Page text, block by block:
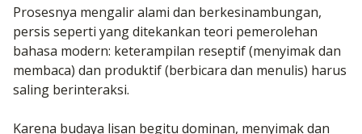
Prosesnya mengalir alami dan berkesinambungan,
persis seperti yang ditekankan teori pemerolehan
bahasa modern: keterampilan reseptif (menyimak dan
membaca) dan produktif (berbicara dan menulis) harus
saling berinteraksi.
Karena budaya lisan begitu dominan, menyimak dan